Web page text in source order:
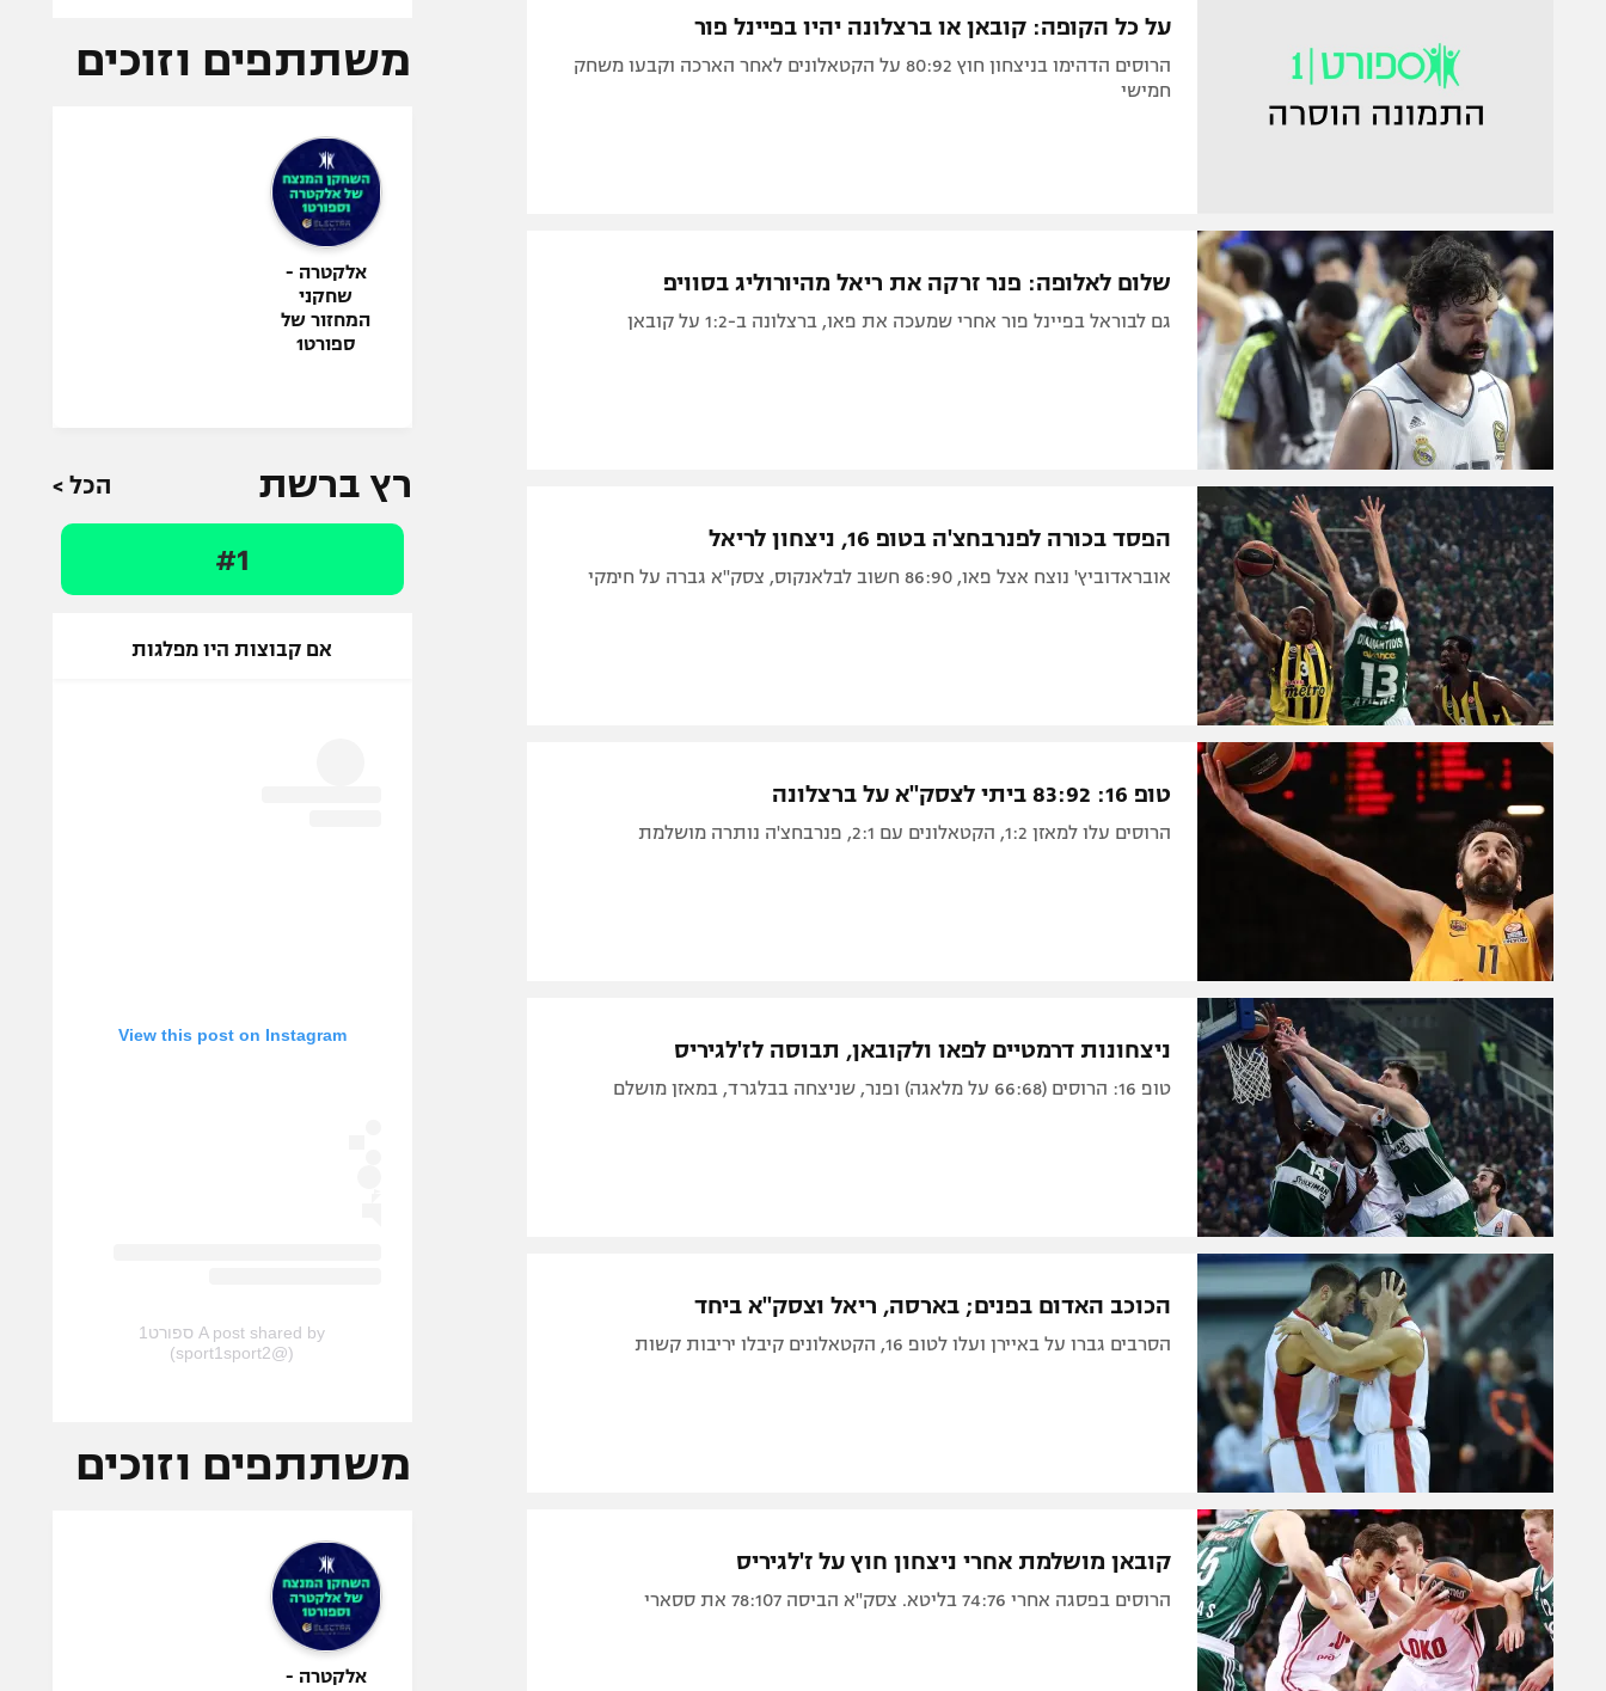
על כל הקופה: קובאן או ברצלונה יהיו בפיינל פור
הרוסים הדהימו בניצחון חוץ 80:92 על הקטאלונים לאחר הארכה וקבעו משחק
חמישי
שלום לאלופה: פנר זרקה את ריאל מהיורוליג בסוויפ
גם לבוראל בפיינל פור אחרי שמעכה את פאו, ברצלונה ב-1:2 על קובאן
הפסד בכורה לפנרבחצ'ה בטופ 16, ניצחון לריאל
אובראדוביץ' נוצח אצל פאו, 86:90 חשוב לבלאנקוס, צסק"א גברה על חימקי
טופ 16: 83:92 ביתי לצסק"א על ברצלונה
הרוסים עלו למאזן 1:2, הקטאלונים עם 2:1, פנרבחצ'ה נותרה מושלמת
ניצחונות דרמטיים לפאו ולקובאן, תבוסה לז'לגיריס
טופ 16: הרוסים (66:68 על מלאגה) ופנר, שניצחה בבלגרד, במאזן מושלם
הכוכב האדום בפנים; בארסה, ריאל וצסק"א ביחד
הסרבים גברו על באיירן ועלו לטופ 16, הקטאלונים קיבלו יריבות קשות
קובאן מושלמת אחרי ניצחון חוץ על ז'לגיריס
הרוסים בפסגה אחרי 74:76 בליטא. צסק"א הביסה 78:107 את ססארי
משתתפים וזוכים
אלקטרה -
שחקני
המחזור של
ספורט1
רץ ברשת הכל >
#1
אם קבוצות היו מפלגות
View this post on Instagram
A post shared by ספורט1
(@sport1sport2)
משתתפים וזוכים
אלקטרה -